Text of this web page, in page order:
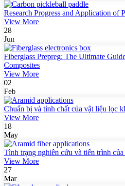
Research Progress and Application of
View More
28
Jun
Fiberglass Prepreg: The Ultimate
Composites
View More
02
Feb
Chuẩn bị và tính chất của vật liệu lọc
View More
18
May
Tình trạng nghiên cứu và tiến trình của
View More
27
Mar